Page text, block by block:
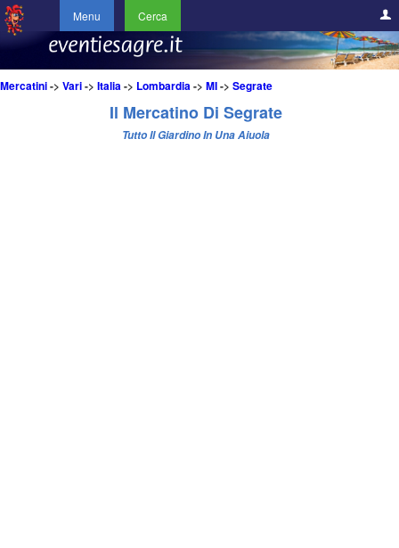
Menu Cerca
Mercatini-> Vari-> Italia-> Lombardia-> MI-> Segrate
Il Mercatino Di Segrate
Tutto Il Giardino In Una Aiuola